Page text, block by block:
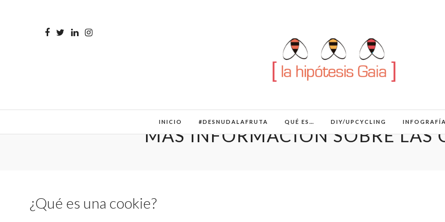
INICIO #DESNUDALAFRUTA QUÉ ES… DIY/UPCYCLING
MÁS INFORMACIÓN SOBRE LAS
¿Qué es una cookie?